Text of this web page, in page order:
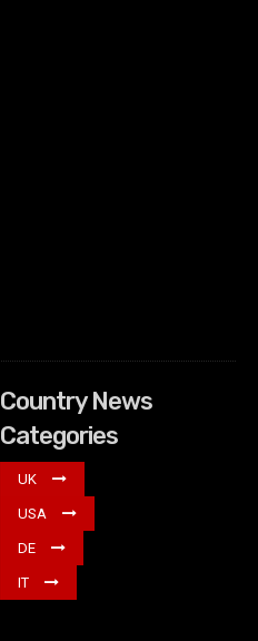
Country News
Categories
UK
USA
DE
IT